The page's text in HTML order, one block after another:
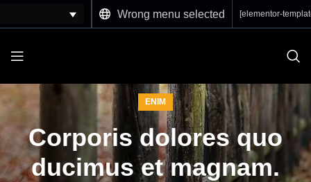
Wrong menu selected [elementor-
ENIM
Corporis dolores quo
ducimus et magnam.